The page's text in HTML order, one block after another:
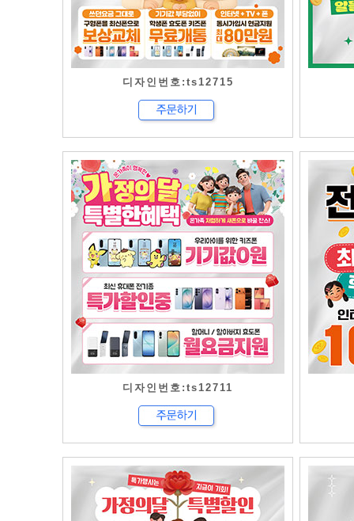
디자인번호:ts12715
디자인번호:ts12711